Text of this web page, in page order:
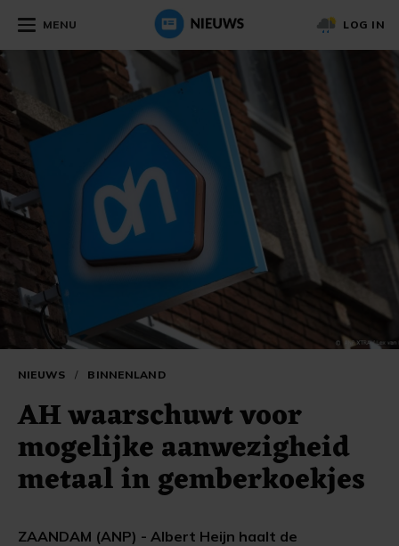
MENU LOG IN
NIEUWS / BINNENLAND
AH waarschuwt voor
mogelijke aanwezigheid
metaal in gemberkoekjes
ZAANDAM (ANP) - Albert Heijn haalt de